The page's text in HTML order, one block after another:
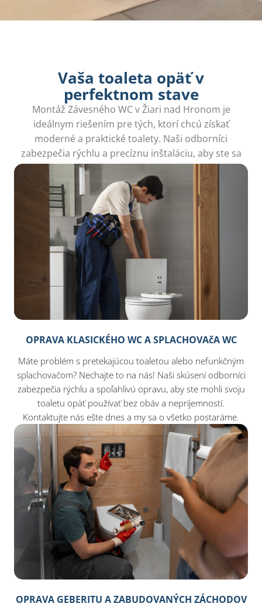
Vaša toaleta opäť v
perfektnom stave
Montáž Závesného WC v Žiari nad Hronom je
ideálnym riešením pre tých, ktorí chcú získať
moderné a praktické toalety. Naši odborníci
zabezpečia rýchlu a precíznu inštaláciu, aby ste sa
mohli tešiť z pohodlia.
OPRAVA KLASICKÉHO WC A SPLACHOVAčA WC
Máte problém s pretekajúcou toaletou alebo nefunkčným
splachovačom? Nechajte to na nás! Naši skúsení odborníci
zabezpečia rýchlu a spoľahlivú opravu, aby ste mohli svoju
toaletu opäť používať bez obáv a nepríjemností.
Kontaktujte nás ešte dnes a my sa o všetko postaráme.
OPRAVA GEBERITU A ZABUDOVANÝCH ZÁCHODOV